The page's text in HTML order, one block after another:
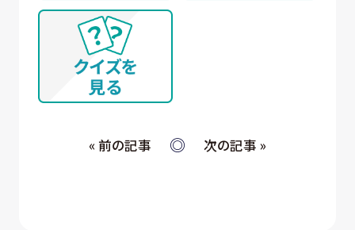
① WEBサイトの運営管理 (メールマガジン配
信、対象者の抽出を含む)
② 各種お問合せ・ご要望への対応
③ 商談・打ち合わせ・契約の履行
④ 当社が委託された業務の遂行
(ウ) 従業員・役員 (過去に従業員・役員であった者を
« 前の記事 次の記事 »